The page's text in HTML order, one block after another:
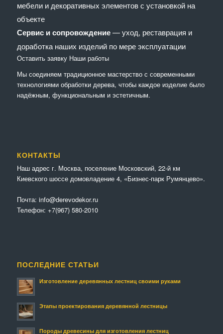
мебели и декоративных элементов с установкой на
объекте
Сервис и сопровождение— уход, реставрация и
доработка наших изделий по мере эксплуатации
Оставить заявку Наши работы
Мы соединяем традиционное мастерство с современными
технологиями обработки дерева, чтобы каждое изделие было
надёжным, функциональным и эстетичным.
КОНТАКТЫ
Наш адрес г. Москва, поселение Московский, 22-й км
Киевского шоссе домовладение 4, «Бизнес-парк Румянцево».
Почта: info@derevodekor.ru
Телефон: +7(967) 580-2010
ПОСЛЕДНИЕ СТАТЬИ
Изготовление деревянных лестниц своими руками
Этапы проектирования деревянной лестницы
Породы древесины для изготовления лестниц